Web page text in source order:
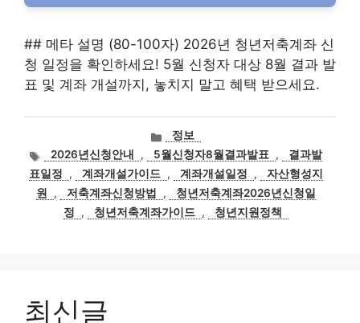
## 메타 설명 (80-100자) 2026년 청년저축계좌 신
청 일정을 확인하세요! 5월 신청자 대상 8월 결과 발
표 및 계좌 개설까지, 놓치지 말고 혜택 받으세요.
카
테
고
리
정보
태
그
2026년신청안내 , 5월신청자8월결과발표 ,
결과발
표일정
, 계좌개설가이드 , 계좌개설일정 ,
자산형성지
원
, 저축계좌신청방법 ,
청년저축계좌2026년신청일
정
, 청년저축계좌가이드 , 청년지원정책
최신글